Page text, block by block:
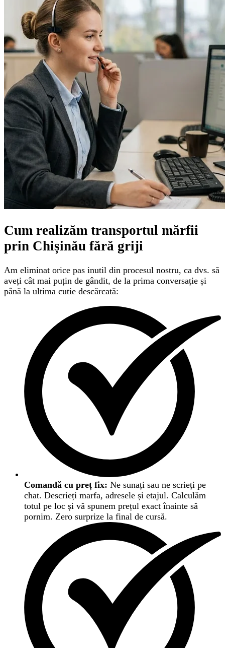
Cum realizăm transportul mărfii
prin Chișinău fără griji
Am eliminat orice pas inutil din procesul nostru, ca dvs. să
aveți cât mai puțin de gândit, de la prima conversație și
până la ultima cutie descărcată:
Comandă cu preț fix: Ne sunați sau ne scrieți pe
chat. Descrieți marfa, adresele și etajul. Calculăm
totul pe loc și vă spunem prețul exact înainte să
pornim. Zero surprize la final de cursă.